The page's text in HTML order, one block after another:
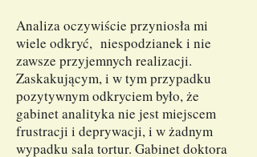
Analiza oczywiście przyniosła mi
wiele odkryć, niespodzianek i nie
zawsze przyjemnych realizacji.
Zaskakującym, i w tym przypadku
pozytywnym odkryciem było, że
gabinet analityka nie jest miejscem
frustracji i deprywacji, i w żadnym
wypadku sala tortur. Gabinet doktora